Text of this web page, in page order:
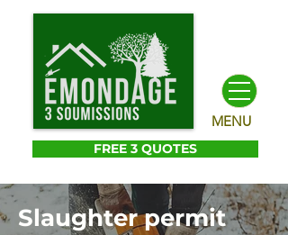
MENU
FREE 3 QUOTES
Slaughter permit